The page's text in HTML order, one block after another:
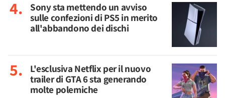
Sony sta mettendo un avviso
sulle confezioni di PS5 in merito
all'abbandono dei dischi
L'esclusiva Netflix per il nuovo
trailer di GTA 6 sta generando
molte polemiche